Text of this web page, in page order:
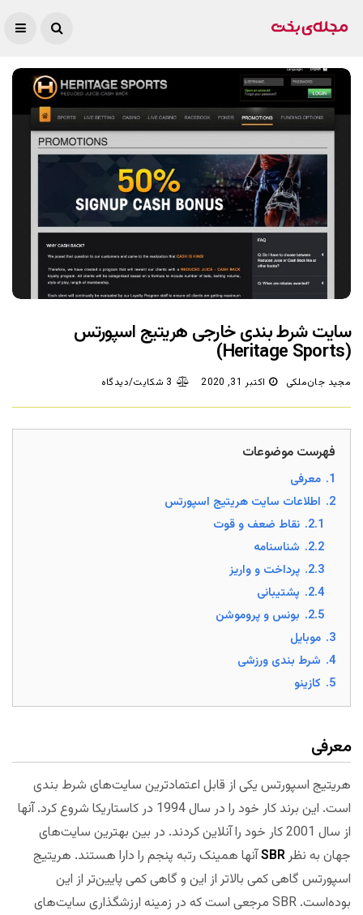
سایت شرط بندی خارجی هریتیج اسپورتس
(Heritage Sports)
مجید جان‌ملکی اکتبر 31, 2020 3 شکایت/دیدگاه
فهرست موضوعات
1. معرفی
2. اطلاعات سایت هریتیج اسپورتس
2.1. نقاط ضعف و قوت
2.2. شناسنامه
2.3. پرداخت و واریز
2.4. پشتیبانی
2.5. بونس و پروموشن
3. موبایل
4. شرط بندی ورزشی
5. کازینو
معرفی
هریتیج اسپورتس یکی از قابل اعتمادترین سایت‌های شرط بندی
است. این برند کار خود را در سال 1994 در کاستاریکا شروع کرد. آنها
از سال 2001 کار خود را آنلاین کردند. در بین بهترین سایت‌های
جهان به نظرSBRآنها همینک رتبه پنجم را دارا هستند. هریتیج
اسپورتس گاهی کمی بالاتر از این و گاهی کمی پایین‌تر از این
بوده‌است. SBR مرجعی است که در زمینه ارزشگذاری سایت‌های